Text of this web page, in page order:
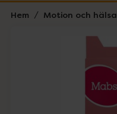
Hem Motion och hälsa